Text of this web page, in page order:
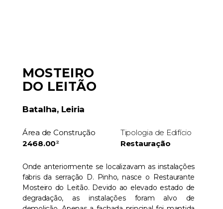
MOSTEIRO
DO LEITÃO
Batalha, Leiria
Área de Construção
2468.00²
Tipologia de Edifício
Restauração
Onde anteriormente se localizavam as instalações
fabris da serração D. Pinho, nasce o Restaurante
Mosteiro do Leitão. Devido ao elevado estado de
degradação, as instalações foram alvo de